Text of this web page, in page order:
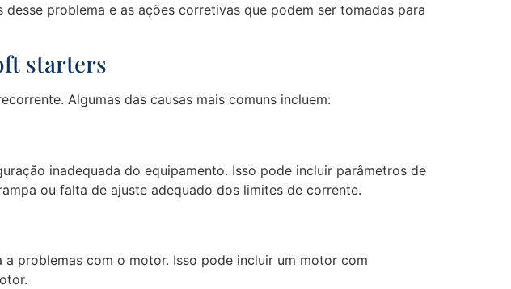
problema e as ações corretivas que podem ser tomadas para
starters
Algumas das causas mais comuns incluem:
inadequada do equipamento. Isso pode incluir parâmetros de
ou falta de ajuste adequado dos limites de corrente.
problemas com o motor. Isso pode incluir um motor com